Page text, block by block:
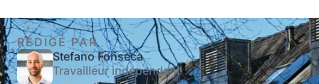
RÉDIGÉ PAR
Stefano Fonseca
Travailleur indépendant